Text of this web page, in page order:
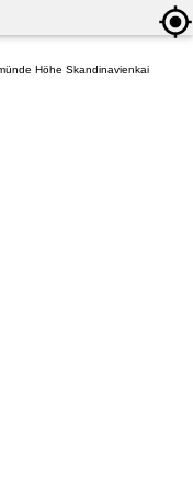
Höhe Skandinavienkai